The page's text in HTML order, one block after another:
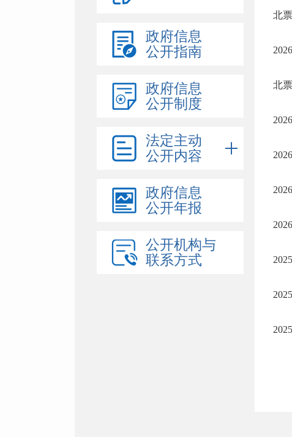
政府信息
公开指南
政府信息
公开制度
法定主动
公开内容
政府信息
公开年报
公开机构与
联系方式
北